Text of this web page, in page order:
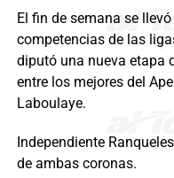
El fin de semana se
competencias de las
diputó una nueva etapa
entre los mejores del
Laboulaye.
Independiente
de ambas coronas.